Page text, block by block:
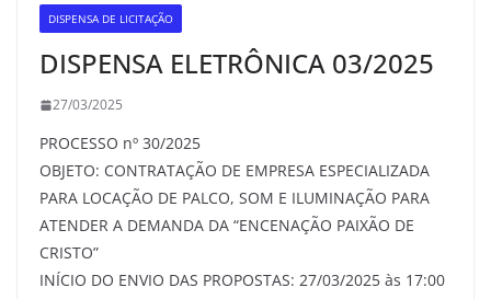
DISPENSA DE LICITAÇÃO
DISPENSA ELETRÔNICA 03/2025
27/03/2025
PROCESSO nº 30/2025
OBJETO: CONTRATAÇÃO DE EMPRESA ESPECIALIZADA
PARA LOCAÇÃO DE PALCO, SOM E ILUMINAÇÃO PARA
ATENDER A DEMANDA DA “ENCENAÇÃO PAIXÃO DE
CRISTO”
INÍCIO DO ENVIO DAS PROPOSTAS: 27/03/2025 às 17:00